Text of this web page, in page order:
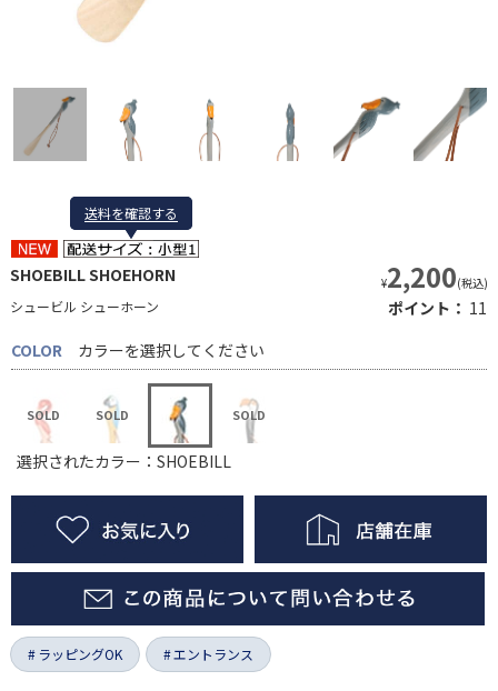
送料を確認する
送料を確認する
SHOEBILL SHOEHORN
シュービル シューホーン
¥2,200(税込)
ポイント： 11
COLOR
カラーを選択してください
選択されたカラー：SHOEBILL
ラッピングOK エントランス